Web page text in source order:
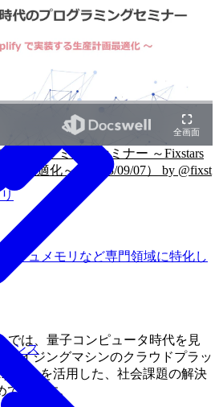
ンス
シュメモリなど専門領域に特化し
ログラミングセミナー ～Fixstars
画最適化～（2023/09/07） by @fixst
では、量子コンピュータ時代を見
・イジングマシンのクラウドプラッ
」を活用した、社会課題の解決
います。